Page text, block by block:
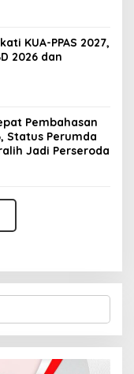
KUA-PPAS 2027,
2026 dan
Pembahasan
Status Perumda
Jadi Perseroda